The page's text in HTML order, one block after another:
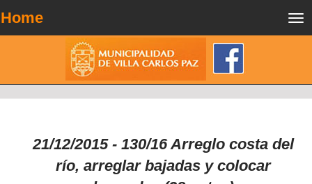
Home
21/12/2015 - 130/16 Arreglo costa del
río, arreglar bajadas y colocar